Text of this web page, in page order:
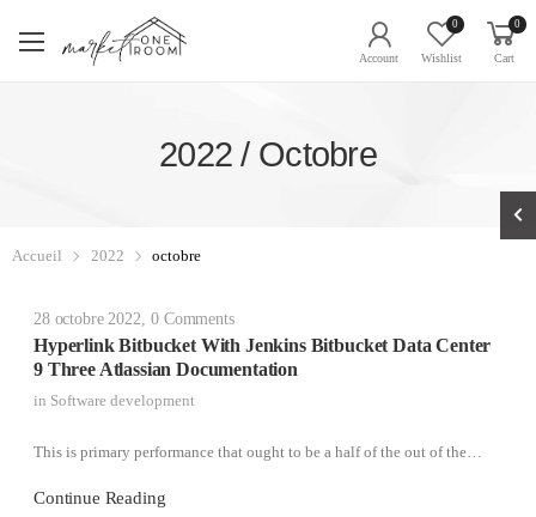
Account
0
Wishlist
0
Cart
2022 / Octobre
Accueil 2022 octobre
28 octobre 2022, 0 Comments
Hyperlink Bitbucket With Jenkins Bitbucket Data Center
9 Three Atlassian Documentation
in Software development
This is primary performance that ought to be a half of the out of the…
Continue Reading